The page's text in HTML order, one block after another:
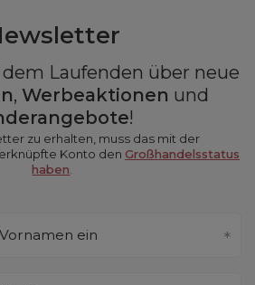
Laufenden über neue
, Werbeaktionen und
!
zu erhalten, muss das mit der
Konto den Großhandelsstatus
haben.
ein